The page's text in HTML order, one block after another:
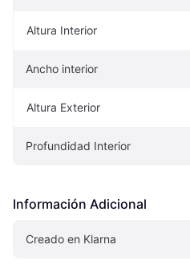
Altura Interior
Ancho interior
Altura Exterior
Profundidad Interior
Información Adicional
Creado en Klarna